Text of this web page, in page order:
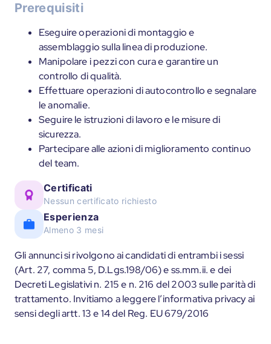
Prerequisiti
Eseguire operazioni di montaggio e
assemblaggio sulla linea di produzione.
Manipolare i pezzi con cura e garantire un
controllo di qualità.
Effettuare operazioni di autocontrollo e segnalare
le anomalie.
Seguire le istruzioni di lavoro e le misure di
sicurezza.
Partecipare alle azioni di miglioramento continuo
del team.
Certificati
Nessun certificato richiesto
Esperienza
Almeno 3 mesi
Gli annunci si rivolgono ai candidati di entrambi i sessi
(Art. 27, comma 5, D.Lgs.198/06) e ss.mm.ii. e dei
Decreti Legislativi n. 215 e n. 216 del 2003 sulle parità di
trattamento. Invitiamo a leggere l’informativa privacy ai
sensi degli artt. 13 e 14 del Reg. EU 679/2016